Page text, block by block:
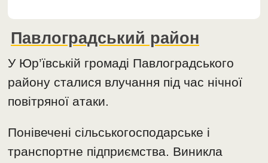
Павлоградський район
У Юр’ївській громаді Павлоградського
району сталися влучання під час нічної
повітряної атаки.
Понівечені сільськогосподарське і
транспортне підприємства. Виникла